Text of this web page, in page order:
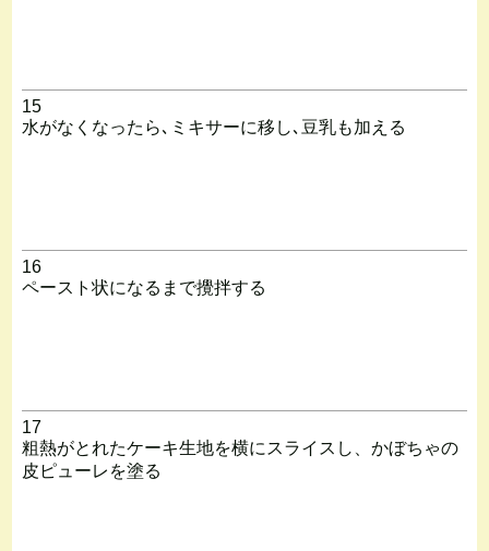
15
水がなくなったら､ミキサーに移し､豆乳も加える
16
ペースト状になるまで攪拌する
17
粗熱がとれたケーキ生地を横にスライスし、かぼちゃの
皮ピューレを塗る